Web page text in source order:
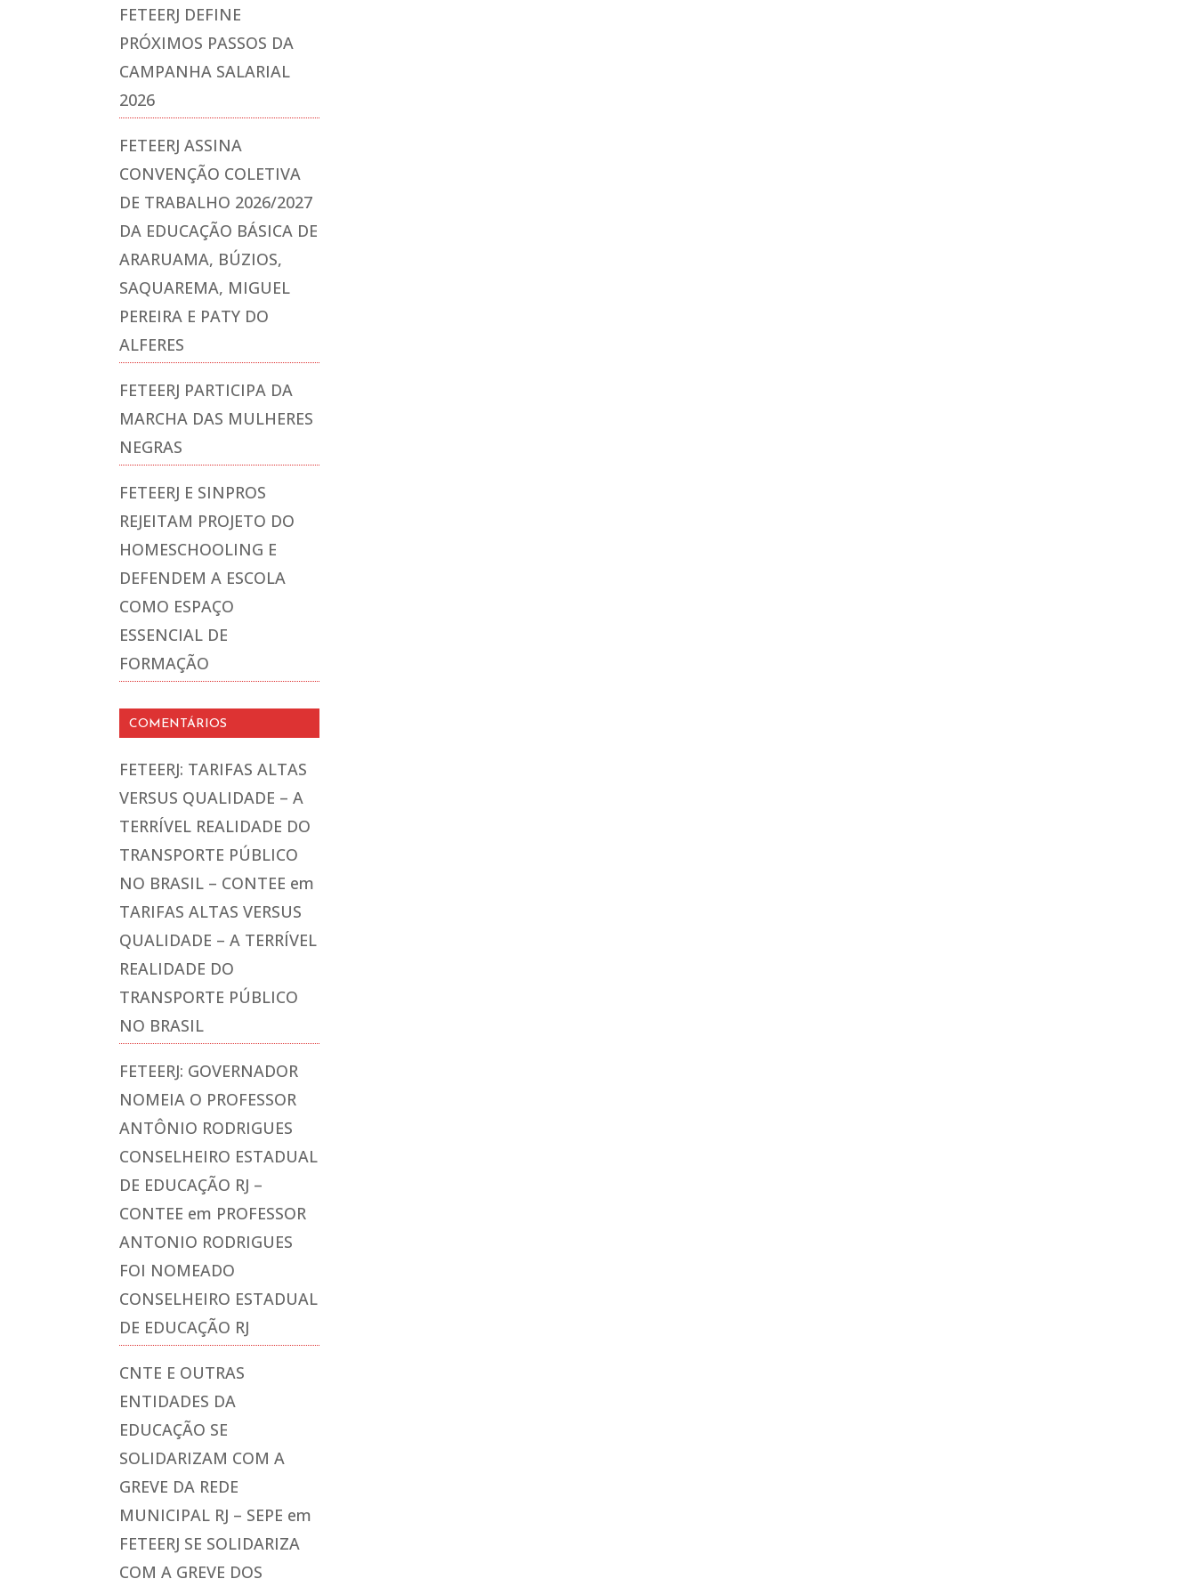
FETEERJ DEFINE
PRÓXIMOS PASSOS DA
CAMPANHA SALARIAL
2026
FETEERJ ASSINA
CONVENÇÃO COLETIVA
DE TRABALHO 2026/2027
DA EDUCAÇÃO BÁSICA DE
ARARUAMA, BÚZIOS,
SAQUAREMA, MIGUEL
PEREIRA E PATY DO
ALFERES
FETEERJ PARTICIPA DA
MARCHA DAS MULHERES
NEGRAS
FETEERJ E SINPROS
REJEITAM PROJETO DO
HOMESCHOOLING E
DEFENDEM A ESCOLA
COMO ESPAÇO
ESSENCIAL DE
FORMAÇÃO
COMENTÁRIOS
FETEERJ: TARIFAS ALTAS
VERSUS QUALIDADE – A
TERRÍVEL REALIDADE DO
TRANSPORTE PÚBLICO
NO BRASIL – CONTEE em
TARIFAS ALTAS VERSUS
QUALIDADE – A TERRÍVEL
REALIDADE DO
TRANSPORTE PÚBLICO
NO BRASIL
FETEERJ: GOVERNADOR
NOMEIA O PROFESSOR
ANTÔNIO RODRIGUES
CONSELHEIRO ESTADUAL
DE EDUCAÇÃO RJ –
CONTEE em PROFESSOR
ANTONIO RODRIGUES
FOI NOMEADO
CONSELHEIRO ESTADUAL
DE EDUCAÇÃO RJ
CNTE E OUTRAS
ENTIDADES DA
EDUCAÇÃO SE
SOLIDARIZAM COM A
GREVE DA REDE
MUNICIPAL RJ – SEPE em
FETEERJ SE SOLIDARIZA
COM A GREVE DOS